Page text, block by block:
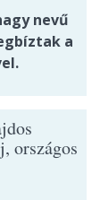
nevű
a
országos